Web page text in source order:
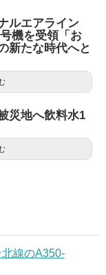
ルエアライン
機を受領「お
新たな時代へと
災地へ飲料水1
線のA350-